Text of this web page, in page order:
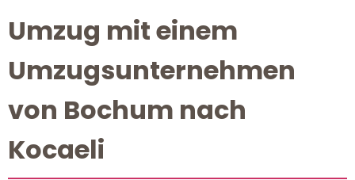
Umzug mit einem
Umzugsunternehmen
von Bochum nach
Kocaeli